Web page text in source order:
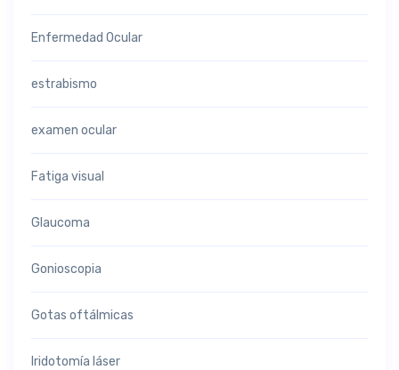
Enfermedad Ocular
estrabismo
examen ocular
Fatiga visual
Glaucoma
Gonioscopia
Gotas oftálmicas
Iridotomía láser